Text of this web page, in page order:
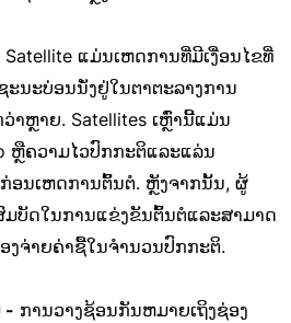
ແມ່ນເຫດການທີ່ມີເງື່ອນໄຂທີ່
ະນະບ່ອນນັ່ງຢູ່ໃນຕາຕະລາງການ
າຫຼາຍ. Satellites ເຫຼົ່ານີ້ແມ່ນ
ຫຼືຄວາມໄວປົກກະຕິແລະແລ່ນ
ອນເຫດການຕົ້ນຕໍ. ຫຼັງຈາກນັ້ນ, ຜູ້
ບັດໃນການແຂ່ງຂັນຕົ້ນຕໍແລະສາມາດ
ງຈ່າຍຄ່າຊື້ໃນຈໍານວນປົກກະຕິ.
- ການວາງຊ້ອນກັນຫມາຍເຖິງຊ່ອງ